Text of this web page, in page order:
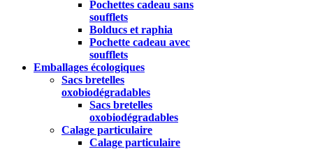
Pochettes cadeau sans
soufflets
Bolducs et raphia
Pochette cadeau avec
soufflets
Emballages écologiques
Sacs bretelles
oxobiodégradables
Sacs bretelles
oxobiodégradables
Calage particulaire
Calage particulaire